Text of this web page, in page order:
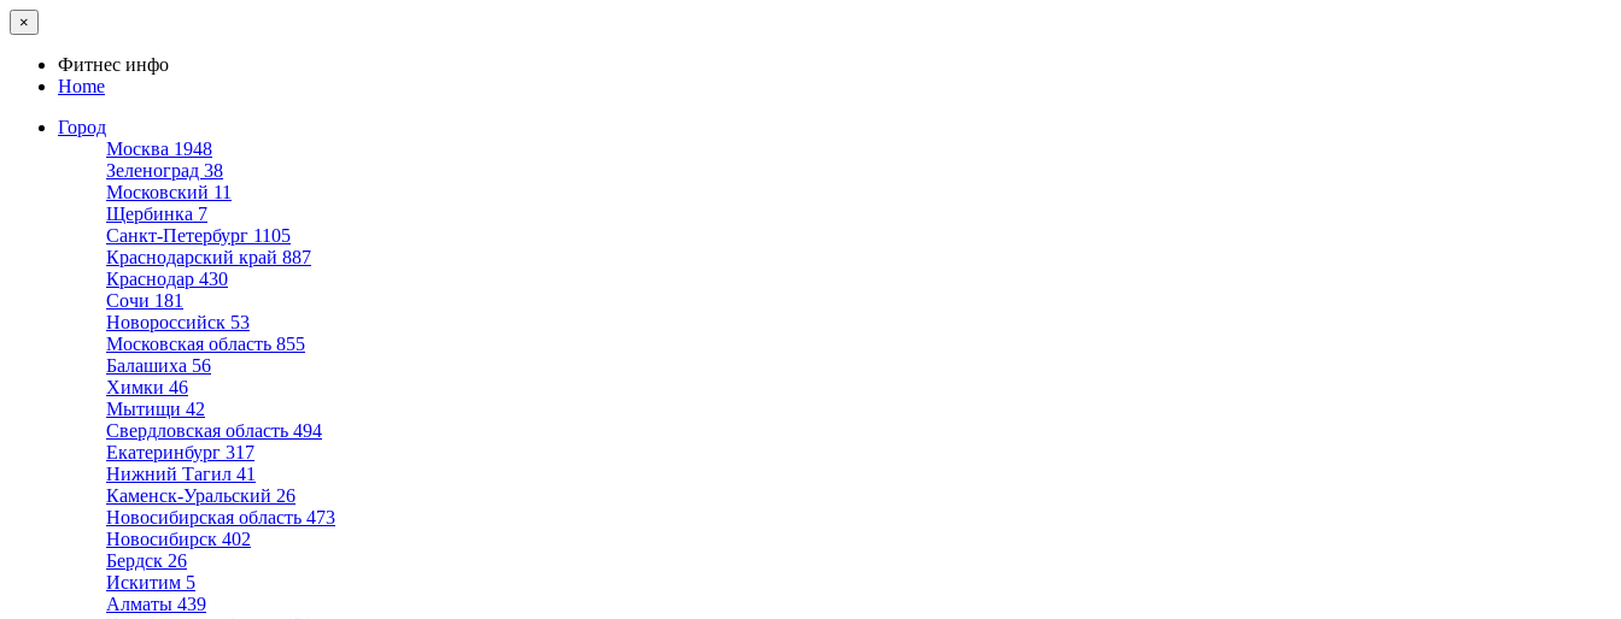
×
Фитнес инфо
Home
Город
Москва 1948
Зеленоград 38
Московский 11
Щербинка 7
Санкт-Петербург 1105
Краснодарский край 887
Краснодар 430
Сочи 181
Новороссийск 53
Московская область 855
Балашиха 56
Химки 46
Мытищи 42
Свердловская область 494
Екатеринбург 317
Нижний Тагил 41
Каменск-Уральский 26
Новосибирская область 473
Новосибирск 402
Бердск 26
Искитим 5
Алматы 439